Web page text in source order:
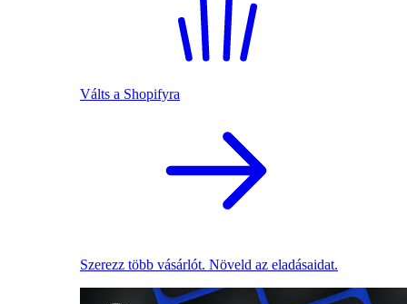
Válts a Shopifyra
Szerezz több vásárlót. Növeld az eladásaidat.